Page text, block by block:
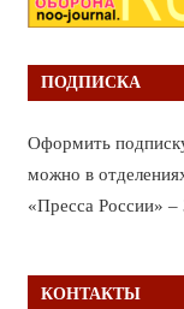
ПОДПИСКА
Оформить
можно в
«Пресса России» –
КОНТАКТЫ